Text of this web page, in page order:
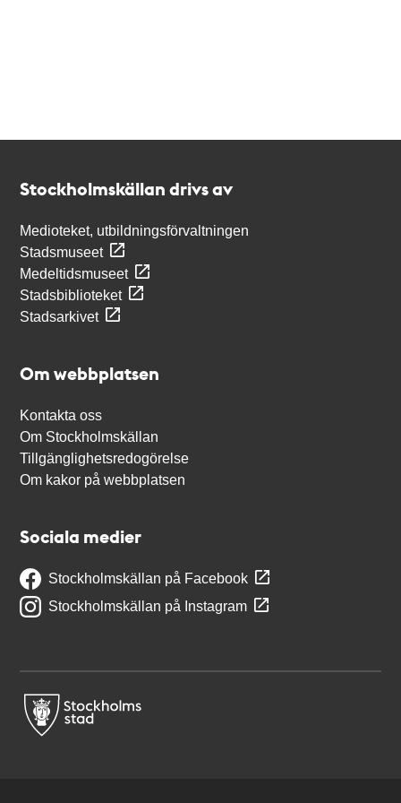
Stockholmskällan drivs av
Medioteket, utbildningsförvaltningen
Stadsmuseet
Medeltidsmuseet
Stadsbiblioteket
Stadsarkivet
Om webbplatsen
Kontakta oss
Om Stockholmskällan
Tillgänglighetsredogörelse
Om kakor på webbplatsen
Sociala medier
Stockholmskällan på Facebook
Stockholmskällan på Instagram